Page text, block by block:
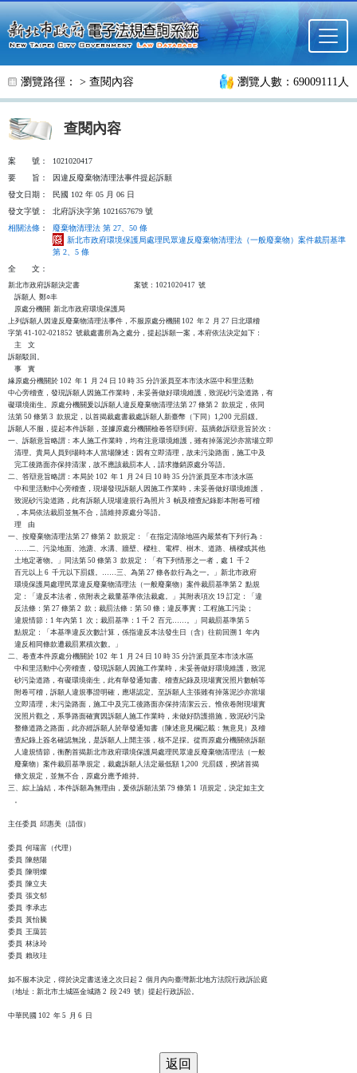
跳至主要內容
瀏覽路徑： > 查閱內容 瀏覽人數：69009111人
查閱內容
案 號：
1021020417
要
旨：
因違反廢棄物清理法事件提起訴願
發文日期：
民國 102 年 05 月 06 日
發文字號：
北府訴決字第 1021657679 號
相關法條 ：
廢棄物清理法 第 27、50 條
新北市政府環境保護局處理民眾違反廢棄物清理法（一般廢棄物）案件裁罰基準
第 2、5 條
全
文：
新北市政府訴願決定書                                  案號：1021020417  號
    訴願人  鄭○丰
    原處分機關  新北市政府環境保護局
上列訴願人因違反廢棄物清理法事件，不服原處分機關 102  年 2  月 27 日北環稽
字第 41-102-021852  號裁處書所為之處分，提起訴願一案，本府依法決定如下：
    主    文
訴願駁回。
    事    實
緣原處分機關於 102  年 1  月 24 日 10 時 35 分許派員至本市淡水區中和里活動
中心旁稽查，發現訴願人因施工作業時，未妥善做好環境維護，致泥砂污染道路，有
礙環境衛生。原處分機關爰以訴願人違反廢棄物清理法第 27 條第 2  款規定，依同
法第 50 條第 3  款規定，以首揭裁處書裁處訴願人新臺幣（下同）1,200 元罰鍰。
訴願人不服，提起本件訴願，並據原處分機關檢卷答辯到府。茲摘敘訴辯意旨於次：
一、訴願意旨略謂：本人施工作業時，均有注意環境維護，雖有掉落泥沙亦當場立即
    清理。貴局人員到場時本人當場陳述：因有立即清理，故未污染路面，施工中及
    完工後路面亦保持清潔，故不應該裁罰本人，請求撤銷原處分等語。
二、答辯意旨略謂：本局於 102  年 1  月 24 日 10 時 35 分許派員至本市淡水區
    中和里活動中心旁稽查，現場發現訴願人因施工作業時，未妥善做好環境維護，
    致泥砂污染道路，此有訴願人現場違規行為照片 3  幀及稽查紀錄影本附卷可稽
    ，本局依法裁罰並無不合，請維持原處分等語。
    理    由
一、按廢棄物清理法第 27 條第 2  款規定：「在指定清除地區內嚴禁有下列行為：
    ……二、污染地面、池溏、水溝、牆壁、樑柱、電桿、樹木、道路、橋樑或其他
    土地定著物。」同法第 50 條第 3  款規定：「有下列情形之一者，處 1  千 2
    百元以上 6  千元以下罰鍰。……三、為第 27 條各款行為之一。」新北市政府
    環境保護局處理民眾違反廢棄物清理法（一般廢棄物）案件裁罰基準第 2  點規
    定：「違反本法者，依附表之裁量基準依法裁處。」其附表項次 19 訂定：「違
    反法條：第 27 條第 2  款；裁罰法條：第 50 條；違反事實：工程施工污染；
    違規情節：1 年內第 1  次；裁罰基準：1 千 2  百元……。」同裁罰基準第 5
    點規定：「本基準違反次數計算，係指違反本法發生日（含）往前回溯 1  年內
    違反相同條款遭裁罰累積次數。」
二、卷查本件原處分機關於 102  年 1  月 24 日 10 時 35 分許派員至本市淡水區
    中和里活動中心旁稽查，發現訴願人因施工作業時，未妥善做好環境維護，致泥
    砂污染道路，有礙環境衛生，此有舉發通知書、稽查紀錄及現場實況照片數幀等
    附卷可稽，訴願人違規事證明確，應堪認定。至訴願人主張雖有掉落泥沙亦當場
    立即清理，未污染路面，施工中及完工後路面亦保持清潔云云。惟依卷附現場實
    況照片觀之，系爭路面確實因訴願人施工作業時，未做好防護措施，致泥砂污染
    整條道路之路面，此亦經訴願人於舉發通知書（陳述意見欄記載：無意見）及稽
    查紀錄上簽名確認無訛，是訴願人上開主張，核不足採。從而原處分機關依訴願
    人違規情節，衡酌首揭新北市政府環境保護局處理民眾違反廢棄物清理法（一般
    廢棄物）案件裁罰基準規定，裁處訴願人法定最低額 1,200  元罰鍰，揆諸首揭
    條文規定，並無不合，原處分應予維持。
三、綜上論結，本件訴願為無理由，爰依訴願法第 79 條第 1  項規定，決定如主文
    。
主任委員  邱惠美（請假）
委員  何瑞富（代理）
委員  陳慈陽
委員  陳明燦
委員  陳立夫
委員  張文郁
委員  李承志
委員  黃怡騰
委員  王藹芸
委員  林泳玲
委員  賴玫珪
如不服本決定，得於決定書送達之次日起 2  個月內向臺灣新北地方法院行政訴訟庭
（地址：新北市土城區金城路 2  段 249  號）提起行政訴訟。
中華民國 102  年 5  月 6  日